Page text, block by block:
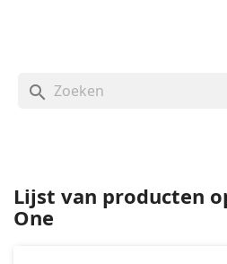
search
Lijst van producten
One